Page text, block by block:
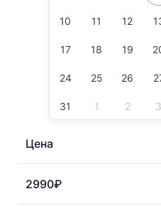
10 11 12
17 18 19
24 25 26
31 1 2 3
Цена
2990₽